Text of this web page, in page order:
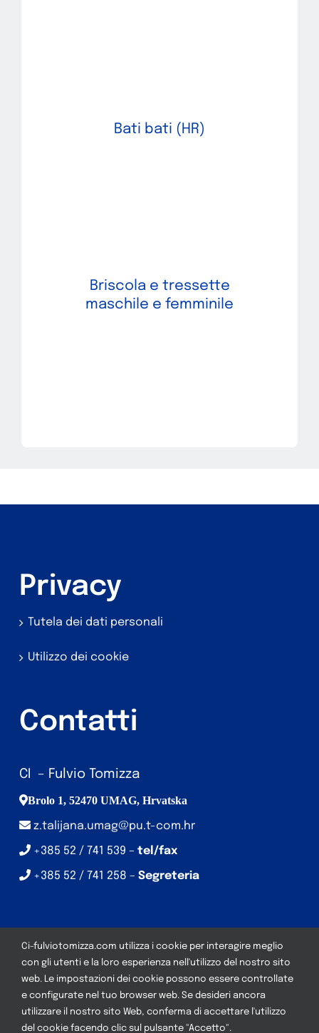
Bati bati (HR)
Briscola e tressette
maschile e femminile
Privacy
Tutela dei dati personali
Utilizzo dei cookie
Contatti
CI – Fulvio Tomizza
Brolo 1, 52470 UMAG, Hrvatska
z.talijana.umag@pu.t-com.hr
+385 52 / 741 539 – tel/fax
+385 52 / 741 258 – Segreteria
© Copyright CI – Fulvio Tomizza | Development:Studio
Web Art| Tutti i diritti riservati
Ci-fulviotomizza.com utilizza i cookie per interagire meglio
con gli utenti e la loro esperienza nell'utilizzo del nostro sito
web. Le impostazioni dei cookie possono essere controllate
e configurate nel tuo browser web. Se desideri ancora
utilizzare il nostro sito Web, conferma di accettare l'utilizzo
del cookie facendo clic sul pulsante "Accetto".